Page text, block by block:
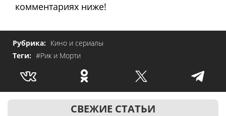
комментариях ниже!
Рубрика: Кино и сериалы
Теги: #Рик и Морти
СВЕЖИЕ СТАТЬИ